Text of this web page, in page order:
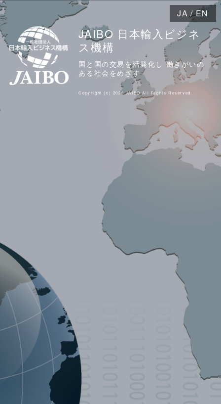
JAIBO 日本輸入ビジネ
ス機構
国と国の交易を活発化し 働きがいの
ある社会をめざす
Copyright (c) 2026 JAIBO All Rights Reserved.
JA / EN